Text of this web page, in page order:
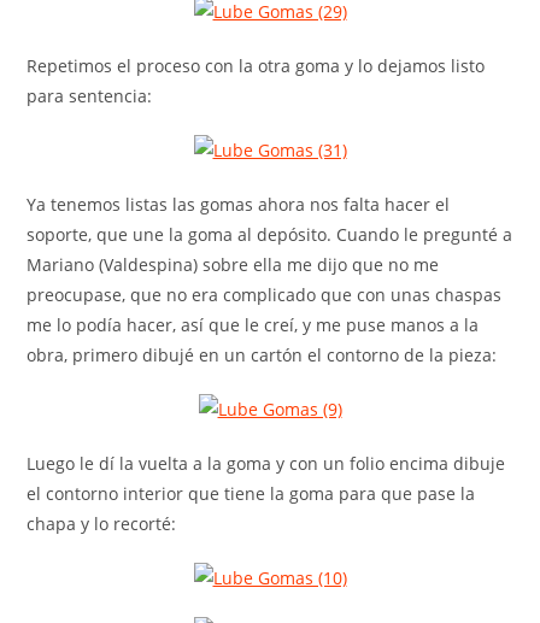
Repetimos el proceso con la otra goma y lo dejamos listo
para sentencia:
Ya tenemos listas las gomas ahora nos falta hacer el
soporte, que une la goma al depósito. Cuando le pregunté a
Mariano (Valdespina) sobre ella me dijo que no me
preocupase, que no era complicado que con unas chaspas
me lo podía hacer, así que le creí, y me puse manos a la
obra, primero dibujé en un cartón el contorno de la pieza:
Luego le dí la vuelta a la goma y con un folio encima dibuje
el contorno interior que tiene la goma para que pase la
chapa y lo recorté: